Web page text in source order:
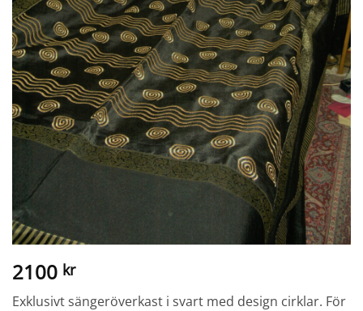
2100 kr
Exklusivt sängeröverkast i svart med design cirklar. För